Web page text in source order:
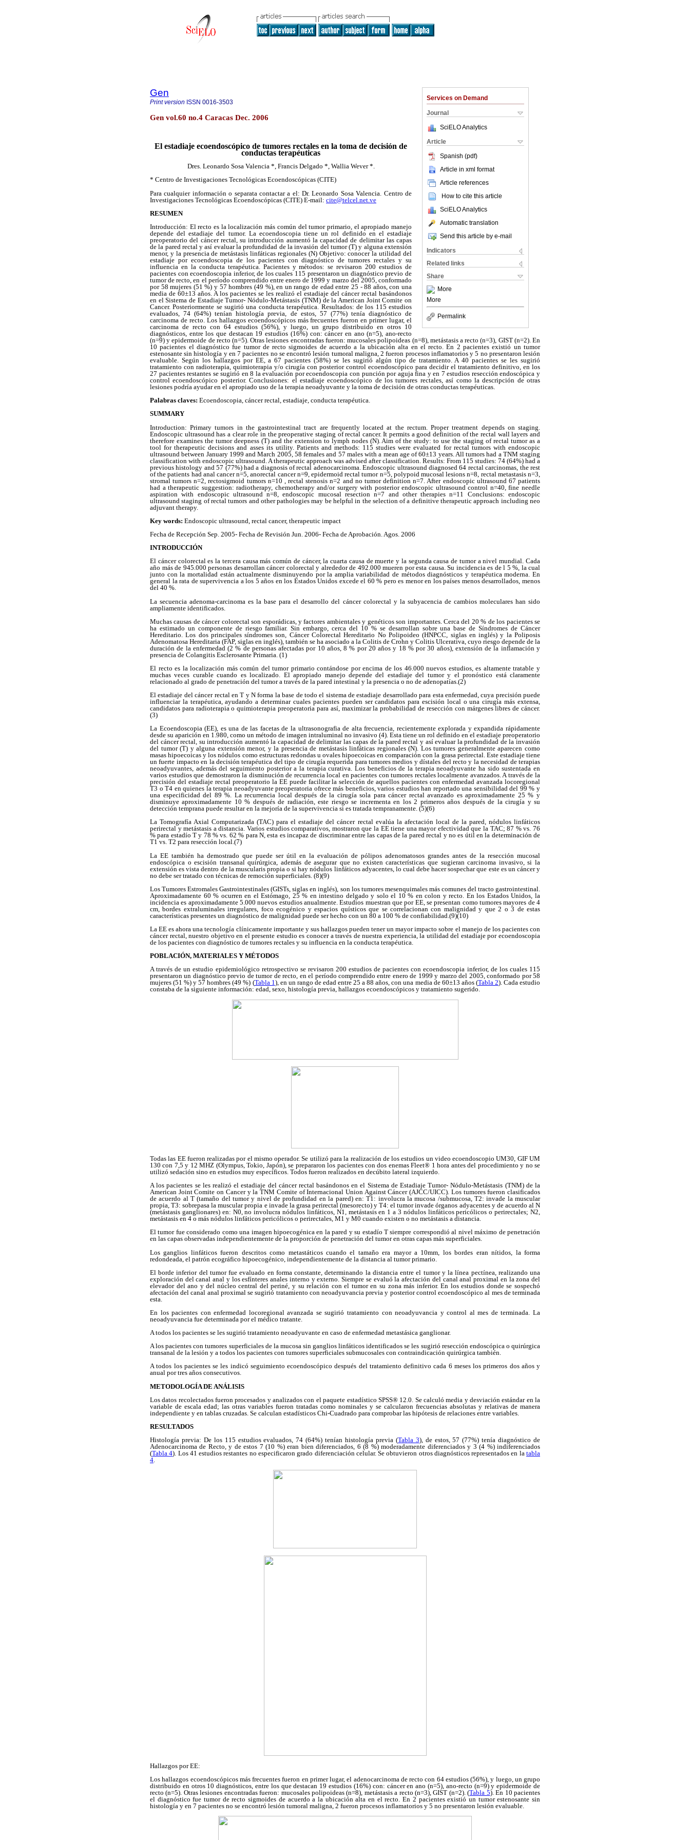
Services on Demand
Journal
SciELO Analytics
Article
Spanish (pdf)
Article in xml format
Article references
How to cite this article
SciELO Analytics
Automatic translation
Send this article by e-mail
Indicators
Related links
Share
More
More
Permalink
Gen
Print version ISSN 0016-3503
Gen vol.60 no.4 Caracas Dec. 2006
El estadiaje ecoendoscópico de tumores rectales en la toma de decisión de
conductas terapéuticas
Dres. Leonardo Sosa Valencia *, Francis Delgado *, Wallia Wever *.
* Centro de Investigaciones Tecnológicas Ecoendoscópicas (CITE)
Para cualquier información o separata contactar a el: Dr. Leonardo Sosa Valencia. Centro de
Investigaciones Tecnológicas Ecoendoscópicas (CITE) E-mail: cite@telcel.net.ve
RESUMEN
Introducción: El recto es la localización más común del tumor primario, el apropiado manejo
depende del estadiaje del tumor. La ecoendoscopia tiene un rol definido en el estadiaje
preoperatorio del cáncer rectal, su introducción aumentó la capacidad de delimitar las capas
de la pared rectal y así evaluar la profundidad de la invasión del tumor (T) y alguna extensión
menor, y la presencia de metástasis linfáticas regionales (N) Objetivo: conocer la utilidad del
estadiaje por ecoendoscopia de los pacientes con diagnóstico de tumores rectales y su
influencia en la conducta terapéutica. Pacientes y métodos: se revisaron 200 estudios de
pacientes con ecoendoscopia inferior, de los cuales 115 presentaron un diagnóstico previo de
tumor de recto, en el período comprendido entre enero de 1999 y marzo del 2005, conformado
por 58 mujeres (51 %) y 57 hombres (49 %), en un rango de edad entre 25 - 88 años, con una
media de 60±13 años. A los pacientes se les realizó el estadiaje del cáncer rectal basándonos
en el Sistema de Estadiaje Tumor- Nódulo-Metástasis (TNM) de la American Joint Comite on
Cancer. Posteriormente se sugirió una conducta terapéutica. Resultados: de los 115 estudios
evaluados, 74 (64%) tenían histología previa, de estos, 57 (77%) tenía diagnóstico de
carcinoma de recto. Los hallazgos ecoendoscópicos más frecuentes fueron en primer lugar, el
carcinoma de recto con 64 estudios (56%), y luego, un grupo distribuido en otros 10
diagnósticos, entre los que destacan 19 estudios (16%) con: cáncer en ano (n=5), ano-recto
(n=9) y epidermoide de recto (n=5). Otras lesiones encontradas fueron: mucosales polipoideas (n=8), metástasis a recto (n=3), GIST (n=2). En
10 pacientes el diagnóstico fue tumor de recto sigmoides de acuerdo a la ubicación alta en el recto. En 2 pacientes existió un tumor
estenosante sin histología y en 7 pacientes no se encontró lesión tumoral maligna, 2 fueron procesos inflamatorios y 5 no presentaron lesión
evaluable. Según los hallazgos por EE, a 67 pacientes (58%) se les sugirió algún tipo de tratamiento. A 40 pacientes se les sugirió
tratamiento con radioterapia, quimioterapia y/o cirugía con posterior control ecoendoscópico para decidir el tratamiento definitivo, en los
27 pacientes restantes se sugirió en 8 la evaluación por ecoendoscopia con punción por aguja fina y en 7 estudios resección endoscópica y
control ecoendoscópico posterior. Conclusiones: el estadiaje ecoendoscópico de los tumores rectales, así como la descripción de otras
lesiones podría ayudar en el apropiado uso de la terapia neoadyuvante y la toma de decisión de otras conductas terapéuticas.
Palabras claves: Ecoendoscopia, cáncer rectal, estadiaje, conducta terapéutica.
SUMMARY
Introduction: Primary tumors in the gastrointestinal tract are frequently located at the rectum. Proper treatment depends on staging.
Endoscopic ultrasound has a clear role in the preoperative staging of rectal cancer. It permits a good definition of the rectal wall layers and
therefore examines the tumor deepness (T) and the extension to lymph nodes (N). Aim of the study: to use the staging of rectal tumor as a
tool for therapeutic decisions and asses its utility. Patients and methods: 115 studies were evaluated for rectal tumors with endoscopic
ultrasound between January 1999 and March 2005, 58 females and 57 males with a mean age of 60±13 years. All tumors had a TNM staging
classification with endoscopic ultrasound. A therapeutic approach was advised after classification. Results: From 115 studies: 74 (64%) had a
previous histology and 57 (77%) had a diagnosis of rectal adenocarcinoma. Endoscopic ultrasound diagnosed 64 rectal carcinomas, the rest
of the patients had anal cancer n=5, anorectal cancer n=9, epidermoid rectal tumor n=5, polypoid mucosal lesions n=8, rectal metastasis n=3,
stromal tumors n=2, rectosigmoid tumors n=10 , rectal stenosis n=2 and no tumor definition n=7. After endoscopic ultrasound 67 patients
had a therapeutic suggestion: radiotherapy, chemotherapy and/or surgery with posterior endoscopic ultrasound control n=40, fine needle
aspiration with endoscopic ultrasound n=8, endoscopic mucosal resection n=7 and other therapies n=11 Conclusions: endoscopic
ultrasound staging of rectal tumors and other pathologies may be helpful in the selection of a definitive therapeutic approach including neo
adjuvant therapy.
Key words: Endoscopic ultrasound, rectal cancer, therapeutic impact
Fecha de Recepción Sep. 2005- Fecha de Revisión Jun. 2006- Fecha de Aprobación. Agos. 2006
INTRODUCCIÓN
El cáncer colorectal es la tercera causa más común de cáncer, la cuarta causa de muerte y la segunda causa de tumor a nivel mundial. Cada
año más de 945.000 personas desarrollan cáncer colorectal y alrededor de 492.000 mueren por esta causa. Su incidencia es de l 5 %, la cual
junto con la mortalidad están actualmente disminuyendo por la amplia variabilidad de métodos diagnósticos y terapéutica moderna. En
general la rata de supervivencia a los 5 años en los Estados Unidos excede el 60 % pero es menor en los países menos desarrollados, menos
del 40 %.
La secuencia adenoma-carcinoma es la base para el desarrollo del cáncer colorectal y la subyacencia de cambios moleculares han sido
ampliamente identificados.
Muchas causas de cáncer colorectal son esporádicas, y factores ambientales y genéticos son importantes. Cerca del 20 % de los pacientes se
ha estimado un componente de riesgo familiar. Sin embargo, cerca del 10 % se desarrollan sobre una base de Síndromes de Cáncer
Hereditario. Los dos principales síndromes son, Cáncer Colorectal Hereditario No Polipoideo (HNPCC, siglas en inglés) y la Poliposis
Adenomatosa Hereditaria (FAP, siglas en inglés), también se ha asociado a la Colitis de Crohn y Colitis Ulcerativa, cuyo riesgo depende de la
duración de la enfermedad (2 % de personas afectadas por 10 años, 8 % por 20 años y 18 % por 30 años), extensión de la inflamación y
presencia de Colangitis Esclerosante Primaria. (1)
El recto es la localización más común del tumor primario contándose por encima de los 46.000 nuevos estudios, es altamente tratable y
muchas veces curable cuando es localizado. El apropiado manejo depende del estadiaje del tumor y el pronóstico está claramente
relacionado al grado de penetración del tumor a través de la pared intestinal y la presencia o no de adenopatías.(2)
El estadiaje del cáncer rectal en T y N forma la base de todo el sistema de estadiaje desarrollado para esta enfermedad, cuya precisión puede
influenciar la terapéutica, ayudando a determinar cuales pacientes pueden ser candidatos para escisión local o una cirugía más extensa,
candidatos para radioterapia o quimioterapia preoperatoria para así, maximizar la probabilidad de resección con márgenes libres de cáncer.
(3)
La Ecoendoscopia (EE), es una de las facetas de la ultrasonografia de alta frecuencia, recientemente explorada y expandida rápidamente
desde su aparición en 1.980, como un método de imagen intraluminal no invasivo (4). Esta tiene un rol definido en el estadiaje preoperatorio
del cáncer rectal, su introducción aumentó la capacidad de delimitar las capas de la pared rectal y así evaluar la profundidad de la invasión
del tumor (T) y alguna extensión menor, y la presencia de metástasis linfáticas regionales (N). Los tumores generalmente aparecen como
masas hipoecoicas y los nódulos como estructuras redondas u ovales hipoecoicas en comparación con la grasa perirectal. Este estadiaje tiene
un fuerte impacto en la decisión terapéutica del tipo de cirugía requerida para tumores medios y dístales del recto y la necesidad de terapias
neoadyuvantes, además del seguimiento posterior a la terapia curativa. Los beneficios de la terapia neoadyuvante ha sido sustentada en
varios estudios que demostraron la disminución de recurrencia local en pacientes con tumores rectales localmente avanzados. A través de la
precisión del estadiaje rectal preoperatorio la EE puede facilitar la selección de aquellos pacientes con enfermedad avanzada locoregional
T3 o T4 en quienes la terapia neoadyuvante preoperatoria ofrece más beneficios, varios estudios han reportado una sensibilidad del 99 % y
una especificidad del 89 %. La recurrencia local después de la cirugía sola para cáncer rectal avanzado es aproximadamente 25 % y
disminuye aproximadamente 10 % después de radiación, este riesgo se incrementa en los 2 primeros años después de la cirugía y su
detección temprana puede resultar en la mejoría de la supervivencia si es tratada tempranamente. (5)(6)
La Tomografía Axial Computarizada (TAC) para el estadiaje del cáncer rectal evalúa la afectación local de la pared, nódulos linfáticos
perirectal y metástasis a distancia. Varios estudios comparativos, mostraron que la EE tiene una mayor efectividad que la TAC; 87 % vs. 76
% para estadío T y 78 % vs. 62 % para N, esta es incapaz de discriminar entre las capas de la pared rectal y no es útil en la determinación de
T1 vs. T2 para resección local.(7)
La EE también ha demostrado que puede ser útil en la evaluación de pólipos adenomatosos grandes antes de la resección mucosal
endoscópica o escisión transanal quirúrgica, además de asegurar que no existen características que sugieran carcinoma invasivo, si la
extensión es vista dentro de la muscularis propia o si hay nódulos linfáticos adyacentes, lo cual debe hacer sospechar que este es un cáncer y
no debe ser tratado con técnicas de remoción superficiales. (8)(9)
Los Tumores Estromales Gastrointestinales (GISTs, siglas en inglés), son los tumores mesenquimales más comunes del tracto gastrointestinal.
Aproximadamente 60 % ocurren en el Estómago, 25 % en intestino delgado y solo el 10 % en colon y recto. En los Estados Unidos, la
incidencia es aproximadamente 5.000 nuevos estudios anualmente. Estudios muestran que por EE, se presentan como tumores mayores de 4
cm, bordes extraluminales irregulares, foco ecogénico y espacios quísticos que se correlacionan con malignidad y que 2 o 3 de estas
características presentes un diagnóstico de malignidad puede ser hecho con un 80 a 100 % de confiabilidad.(9)(10)
La EE es ahora una tecnología clínicamente importante y sus hallazgos pueden tener un mayor impacto sobre el manejo de los pacientes con
cáncer rectal, nuestro objetivo en el presente estudio es conocer a través de nuestra experiencia, la utilidad del estadiaje por ecoendoscopia
de los pacientes con diagnóstico de tumores rectales y su influencia en la conducta terapéutica.
POBLACIÓN, MATERIALES Y MÉTODOS
A través de un estudio epidemiológico retrospectivo se revisaron 200 estudios de pacientes con ecoendoscopia inferior, de los cuales 115
presentaron un diagnóstico previo de tumor de recto, en el período comprendido entre enero de 1999 y marzo del 2005, conformado por 58
mujeres (51 %) y 57 hombres (49 %) (Tabla 1), en un rango de edad entre 25 a 88 años, con una media de 60±13 años (Tabla 2). Cada estudio
constaba de la siguiente información: edad, sexo, histología previa, hallazgos ecoendoscópicos y tratamiento sugerido.
Todas las EE fueron realizadas por el mismo operador. Se utilizó para la realización de los estudios un video ecoendoscopio UM30, GIF UM
130 con 7,5 y 12 MHZ (Olympus, Tokio, Japón), se prepararon los pacientes con dos enemas Fleet® 1 hora antes del procedimiento y no se
utilizó sedación sino en estudios muy específicos. Todos fueron realizados en decúbito lateral izquierdo.
A los pacientes se les realizó el estadiaje del cáncer rectal basándonos en el Sistema de Estadiaje Tumor- Nódulo-Metástasis (TNM) de la
American Joint Comite on Cancer y la TNM Comite of Internacional Union Against Cáncer (AJCC/UICC). Los tumores fueron clasificados
de acuerdo al T (tamaño del tumor y nivel de profundidad en la pared) en: T1: involucra la mucosa /submucosa, T2: invade la muscular
propia, T3: sobrepasa la muscular propia e invade la grasa perirectal (mesorecto) y T4: el tumor invade órganos adyacentes y de acuerdo al N
(metástasis ganglionares) en: N0, no involucra nódulos linfáticos, N1, metástasis en 1 a 3 nódulos linfáticos pericólicos o perirectales; N2,
metástasis en 4 o más nódulos linfáticos pericólicos o perirectales, M1 y M0 cuando existen o no metástasis a distancia.
El tumor fue considerado como una imagen hipoecogénica en la pared y su estadío T siempre correspondió al nivel máximo de penetración
en las capas observadas independientemente de la proporción de penetración del tumor en otras capas más superficiales.
Los ganglios linfáticos fueron descritos como metastáticos cuando el tamaño era mayor a 10mm, los bordes eran nítidos, la forma
redondeada, el patrón ecográfico hipoecogénico, independientemente de la distancia al tumor primario.
El borde inferior del tumor fue evaluado en forma constante, determinando la distancia entre el tumor y la línea pectínea, realizando una
exploración del canal anal y los esfínteres anales interno y externo. Siempre se evaluó la afectación del canal anal proximal en la zona del
elevador del ano y del núcleo central del periné, y su relación con el tumor en su zona más inferior. En los estudios donde se sospechó
afectación del canal anal proximal se sugirió tratamiento con neoadyuvancia previa y posterior control ecoendoscópico al mes de terminada
esta.
En los pacientes con enfermedad locoregional avanzada se sugirió tratamiento con neoadyuvancia y control al mes de terminada. La
neoadyuvancia fue determinada por el médico tratante.
A todos los pacientes se les sugirió tratamiento neoadyuvante en caso de enfermedad metastásica ganglionar.
A los pacientes con tumores superficiales de la mucosa sin ganglios linfáticos identificados se les sugirió resección endoscópica o quirúrgica
transanal de la lesión y a todos los pacientes con tumores superficiales submucosales con contraindicación quirúrgica también.
A todos los pacientes se les indicó seguimiento ecoendoscópico después del tratamiento definitivo cada 6 meses los primeros dos años y
anual por tres años consecutivos.
METODOLOGÍA DE ANÁLISIS
Los datos recolectados fueron procesados y analizados con el paquete estadístico SPSS® 12.0. Se calculó media y desviación estándar en la
variable de escala edad; las otras variables fueron tratadas como nominales y se calcularon frecuencias absolutas y relativas de manera
independiente y en tablas cruzadas. Se calculan estadísticos Chi-Cuadrado para comprobar las hipótesis de relaciones entre variables.
RESULTADOS
Histología previa: De los 115 estudios evaluados, 74 (64%) tenían histología previa (Tabla 3), de estos, 57 (77%) tenía diagnóstico de
Adenocarcinoma de Recto, y de estos 7 (10 %) eran bien diferenciados, 6 (8 %) moderadamente diferenciados y 3 (4 %) indiferenciados
(Tabla 4). Los 41 estudios restantes no especificaron grado diferenciación celular. Se obtuvieron otros diagnósticos representados en latabla
4.
Hallazgos por EE:
Los hallazgos ecoendoscópicos más frecuentes fueron en primer lugar, el adenocarcinoma de recto con 64 estudios (56%), y luego, un grupo
distribuido en otros 10 diagnósticos, entre los que destacan 19 estudios (16%) con: cáncer en ano (n=5), ano-recto (n=9) y epidermoide de
recto (n=5). Otras lesiones encontradas fueron: mucosales polipoideas (n=8), metástasis a recto (n=3), GIST (n=2). (Tabla 5). En 10 pacientes
el diagnóstico fue tumor de recto sigmoides de acuerdo a la ubicación alta en el recto. En 2 pacientes existió un tumor estenosante sin
histología y en 7 pacientes no se encontró lesión tumoral maligna, 2 fueron procesos inflamatorios y 5 no presentaron lesión evaluable.